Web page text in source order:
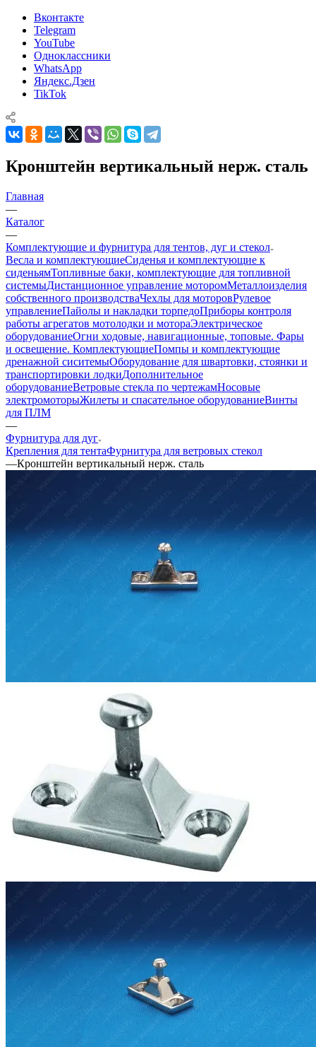
Вконтакте
Telegram
YouTube
Одноклассники
WhatsApp
Яндекс.Дзен
TikTok
Кронштейн вертикальный нерж. сталь
Главная
—
Каталог
—
Комплектующие и фурнитура для тентов, дуг и стекол
Весла и комплектующиеСиденья и комплектующие к
сиденьямТопливные баки, комплектующие для топливной
системыДистанционное управление моторомМеталлоизделия
собственного производстваЧехлы для моторовРулевое
управлениеПайолы и накладки торпедоПриборы контроля
работы агрегатов мотолодки и мотораЭлектрическое
оборудованиеОгни ходовые, навигационные, топовые. Фары
и освещение. КомплектующиеПомпы и комплектующие
дренажной сиситемыОборудование для швартовки, стоянки и
транспортировки лодкиДополнительное
оборудованиеВетровые стекла по чертежамНосовые
электромоторыЖилеты и спасательное оборудованиеВинты
для ПЛМ
—
Фурнитура для дуг
Крепления для тентаФурнитура для ветровых стекол
—Кронштейн вертикальный нерж. сталь